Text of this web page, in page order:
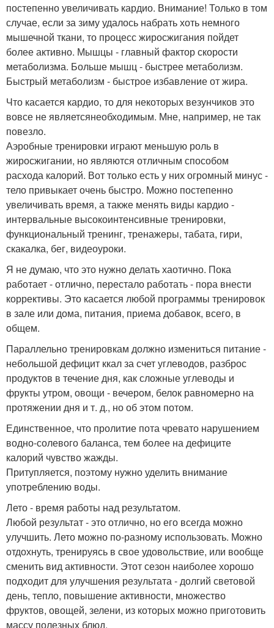
постепенно увеличивать кардио. Внимание! Только в том
случае, если за зиму удалось набрать хоть немного
мышечной ткани, то процесс жиросжигания пойдет
более активно. Мышцы - главный фактор скорости
метаболизма. Больше мышц - быстрее метаболизм.
Быстрый метаболизм - быстрое избавление от жира.
Что касается кардио, то для некоторых везунчиков это
вовсе не являетсянеобходимым. Мне, например, не так
повезло.
Аэробные тренировки играют меньшую роль в
жиросжигании, но являются отличным способом
расхода калорий. Вот только есть у них огромный минус -
тело привыкает очень быстро. Можно постепенно
увеличивать время, а также менять виды кардио -
интервальные высокоинтенсивные тренировки,
функциональный тренинг, тренажеры, табата, гири,
скакалка, бег, видеоуроки.
Я не думаю, что это нужно делать хаотично. Пока
работает - отлично, перестало работать - пора внести
коррективы. Это касается любой программы тренировок
в зале или дома, питания, приема добавок, всего, в
общем.
Параллельно тренировкам должно измениться питание -
небольшой дефицит ккал за счет углеводов, разброс
продуктов в течение дня, как сложные углеводы и
фрукты утром, овощи - вечером, белок равномерно на
протяжении дня и т. д., но об этом потом.
Единственное, что пролитие пота чревато нарушением
водно-солевого баланса, тем более на дефиците
калорий чувство жажды.
Притупляется, поэтому нужно уделить внимание
употреблению воды.
Лето - время работы над результатом.
Любой результат - это отлично, но его всегда можно
улучшить. Лето можно по-разному использовать. Можно
отдохнуть, тренируясь в свое удовольствие, или вообще
сменить вид активности. Этот сезон наиболее хорошо
подходит для улучшения результата - долгий световой
день, тепло, повышение активности, множество
фруктов, овощей, зелени, из которых можно приготовить
массу полезных блюд.